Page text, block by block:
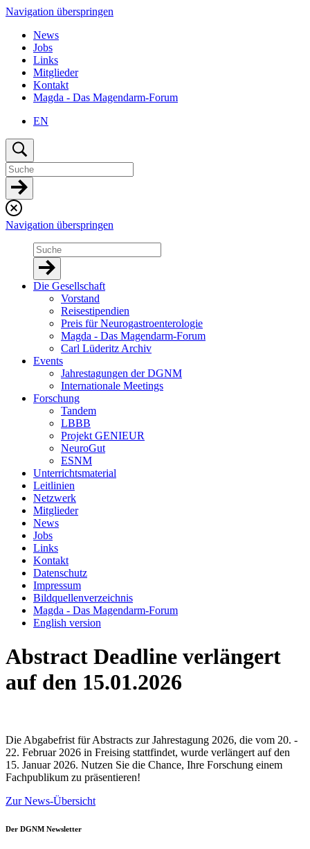
Navigation überspringen
News
Jobs
Links
Mitglieder
Kontakt
Magda - Das Magendarm-Forum
EN
Navigation überspringen
Die Gesellschaft
Vorstand
Reisestipendien
Preis für Neuro­gastroenterologie
Magda - Das Magendarm-Forum
Carl Lüderitz Archiv
Events
Jahrestagungen der DGNM
Internationale Meetings
Forschung
Tandem
LBBB
Projekt GENIEUR
NeuroGut
ESNM
Unterrichtsmaterial
Leitlinien
Netzwerk
Mitglieder
News
Jobs
Links
Kontakt
Datenschutz
Impressum
Bildquellenverzeichnis
Magda - Das Magendarm-Forum
English version
Abstract Deadline verlängert
auf den 15.01.2026
Die Abgabefrist für Abstracts zur Jahrestagung 2026, die vom 20. -
22. Februar 2026 in Freising stattfindet, wurde verlängert auf den
15. Januar 2026. Nutzen Sie die Chance, Ihre Forschung einem
Fachpublikum zu präsentieren!
Zur News-Übersicht
Der DGNM Newsletter